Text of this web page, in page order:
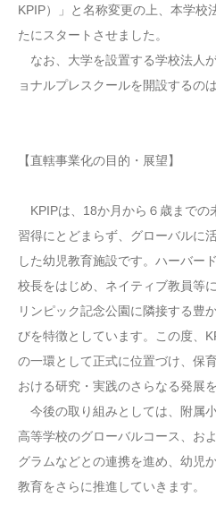
KPIP）」と名称変更の上、本学校
たにスタートさせました。
なお、大学を設置する学校法人
ョナルプレスクールを開設するの
【直轄事業化の目的・展望】
KPIPは、18か月から６歳までの
習得にとどまらず、グローバルに
した幼児教育施設です。ハーバー
校長をはじめ、ネイティブ教員等
リンピック記念公園に隣接する豊
びを特徴としています。この度、
の一環として正式に位置づけ、保
おける研究・実践のさらなる発展
今後の取り組みとしては、附属
高等学校のグローバルコース、お
グラムなどとの連携を進め、幼児
教育をさらに推進していきます。